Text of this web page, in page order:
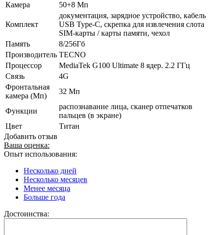
Камера
50+8 Мп
Комплект
документация, зарядное устройство, кабель
USB Type-C, скрепка для извлечения слота
SIM-карты / карты памяти, чехол
Память
8/256Гб
Производитель TECNO
Процессор
MediaTek G100 Ultimate 8 ядер. 2.2 ГГц
Связь
4G
Фронтальная
камера (Мп)
32 Мп
Функции
распознавание лица, сканер отпечатков
пальцев (в экране)
Цвет
Титан
Добавить отзыв
Ваша оценка:
Опыт использования:
Несколько дней
Несколько месяцев
Менее месяца
Больше года
Достоинства: